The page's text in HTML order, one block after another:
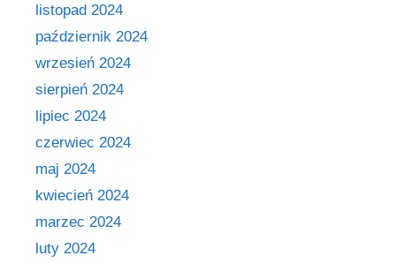
listopad 2024
październik 2024
wrzesień 2024
sierpień 2024
lipiec 2024
czerwiec 2024
maj 2024
kwiecień 2024
marzec 2024
luty 2024